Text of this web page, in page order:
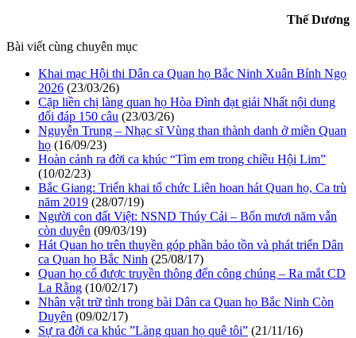
Thế Dương
Bài viết cùng chuyên mục
Khai mạc Hội thi Dân ca Quan họ Bắc Ninh Xuân Bính Ngọ
2026 (23/03/26)
Cặp liền chị làng quan họ Hòa Đình đạt giải Nhất nội dung
đối đáp 150 câu (23/03/26)
Nguyễn Trung – Nhạc sĩ Vùng than thành danh ở miền Quan
họ (16/09/23)
Hoàn cảnh ra đời ca khúc “Tìm em trong chiều Hội Lim”
(10/02/23)
Bắc Giang: Triển khai tổ chức Liên hoan hát Quan họ, Ca trù
năm 2019 (28/07/19)
Người con đất Việt: NSND Thúy Cải – Bốn mươi năm vẫn
còn duyên (09/03/19)
Hát Quan họ trên thuyền góp phần bảo tồn và phát triển Dân
ca Quan họ Bắc Ninh (25/08/17)
Quan họ cổ được truyền thông đến công chúng – Ra mắt CD
La Rằng (10/02/17)
Nhân vật trữ tình trong bài Dân ca Quan họ Bắc Ninh Còn
Duyên (09/02/17)
Sự ra đời ca khúc ”Làng quan họ quê tôi” (21/11/16)